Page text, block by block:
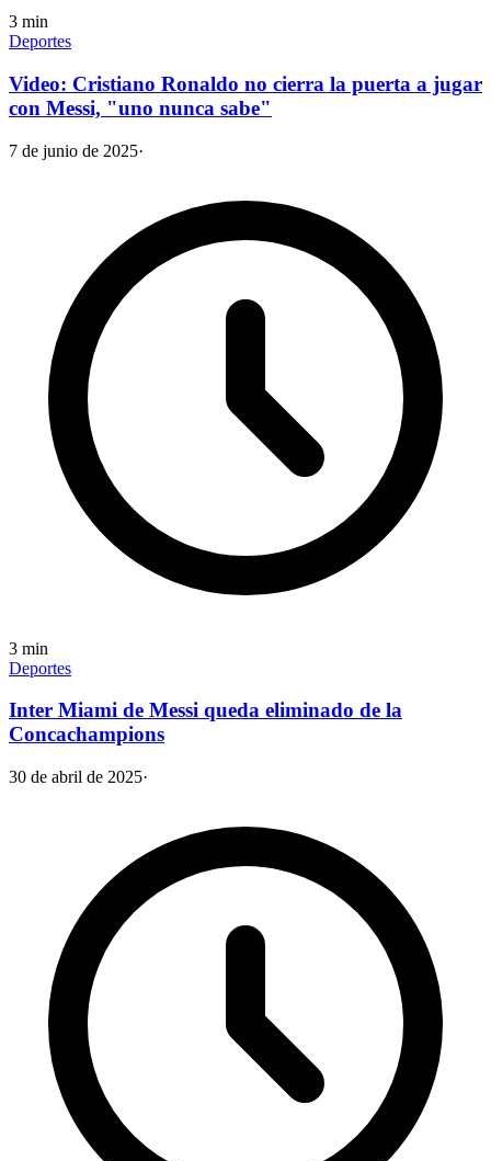
3 min
Deportes
Video: Cristiano Ronaldo no cierra la puerta a jugar
con Messi, "uno nunca sabe"
7 de junio de 2025·
3 min
Deportes
Inter Miami de Messi queda eliminado de la
Concachampions
30 de abril de 2025·